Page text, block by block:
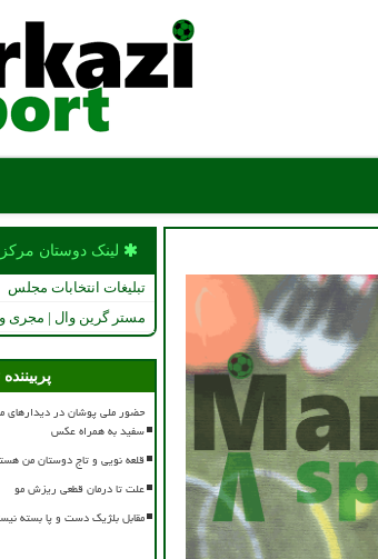
لینک دوستان
تبلیغات انتخابات مجلس
مستر گرین وال | مجری و
حضور ملی پوشان در دیدارهای
سفید به همراه عکس
قلعه نویی و تاج دوستان من
علت تا درمان قطعی ریزش مو
مقابل بلژیک دست و پا بسته